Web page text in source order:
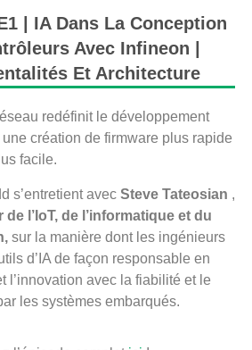
| IA Dans La Conception
Avec Infineon |
Et Architecture
redéfinit le développement
création de firmware plus rapide
facile.
s’entretient avec Steve Tateosian ,
l’IoT, de l’informatique et du
sur la manière dont les ingénieurs
d’IA de façon responsable en
l’innovation avec la fiabilité et le
les systèmes embarqués.